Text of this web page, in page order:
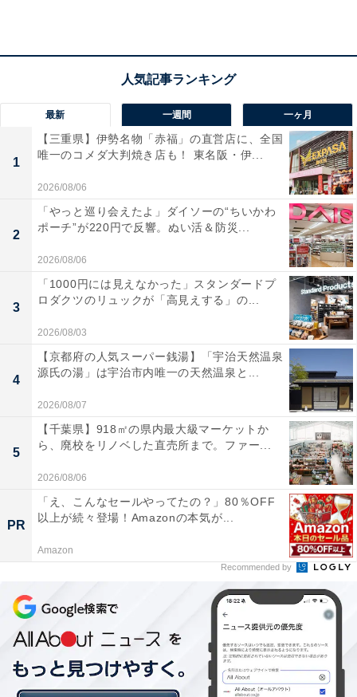
10分／九州自動車道「杷木IC」より車で約5分
大人1名（参考価格）：3万2700円
※料金は公式Webサイト参考価格
※プラン・部屋により価格は変動します
チェックイン：15:00
チェックアウト：10:00
あわせて読みたい
【原鶴温泉の人気ホテル】「原鶴温泉 原鶴の
最新 一週間 一ヶ月
1
【三重県】伊勢名物「赤福」の直営店に、全国
唯一のコメダ大判焼き店も！ 東名阪・伊...
2026/08/06
2
「やっと巡り会えたよ」ダイソーの“ちいかわ
ポーチ”が220円で反響。ぬい活＆防災...
2026/08/06
3
「1000円には見えなかった」スタンダードプ
ロダクツのリュックが「高見えする」の...
2026/08/03
4
【京都府の人気スーパー銭湯】「宇治天然温泉
源氏の湯」は宇治市内唯一の天然温泉と...
2026/08/07
5
【千葉県】918㎡の県内最大級マーケットか
ら、廃校をリノベした直売所まで。ファー...
2026/08/06
PR
「え、こんなセールやってたの？」80％OFF
以上が続々登場！Amazonの本気が...
Amazon
Recommended by